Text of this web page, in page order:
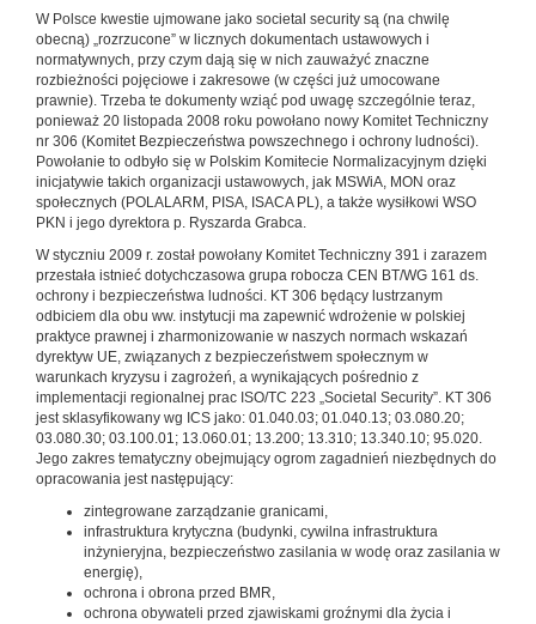
W Polsce kwestie ujmowane jako societal security są (na chwilę
obecną) „rozrzucone” w licznych dokumentach ustawowych i
normatywnych, przy czym dają się w nich zauważyć znaczne
rozbieżności pojęciowe i zakresowe (w części już umocowane
prawnie). Trzeba te dokumenty wziąć pod uwagę szczególnie teraz,
ponieważ 20 listopada 2008 roku powołano nowy Komitet Techniczny
nr 306 (Komitet Bezpieczeństwa powszechnego i ochrony ludności).
Powołanie to odbyło się w Polskim Komitecie Normalizacyjnym dzięki
inicjatywie takich organizacji ustawowych, jak MSWiA, MON oraz
społecznych (POLALARM, PISA, ISACA PL), a także wysiłkowi WSO
PKN i jego dyrektora p. Ryszarda Grabca.
W styczniu 2009 r. został powołany Komitet Techniczny 391 i zarazem
przestała istnieć dotychczasowa grupa robocza CEN BT/WG 161 ds.
ochrony i bezpieczeństwa ludności. KT 306 będący lustrzanym
odbiciem dla obu ww. instytucji ma zapewnić wdrożenie w polskiej
praktyce prawnej i zharmonizowanie w naszych normach wskazań
dyrektyw UE, związanych z bezpieczeństwem społecznym w
warunkach kryzysu i zagrożeń, a wynikających pośrednio z
implementacji regionalnej prac ISO/TC 223 „Societal Security”. KT 306
jest sklasyfikowany wg ICS jako: 01.040.03; 01.040.13; 03.080.20;
03.080.30; 03.100.01; 13.060.01; 13.200; 13.310; 13.340.10; 95.020.
Jego zakres tematyczny obejmujący ogrom zagadnień niezbędnych do
opracowania jest następujący:
zintegrowane zarządzanie granicami,
infrastruktura krytyczna (budynki, cywilna infrastruktura
inżynieryjna, bezpieczeństwo zasilania w wodę oraz zasilania w
energię),
ochrona i obrona przed BMR,
ochrona obywateli przed zjawiskami groźnymi dla życia i